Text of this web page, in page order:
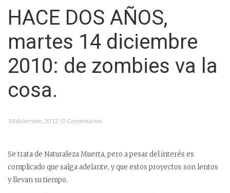
HACE DOS AÑOS,
martes 14 diciembre
2010: de zombies va la
cosa.
18 diciembre, 2012 | 0 Comentarios
Se trata de Naturaleza Muerta, pero a pesar del interés es
complicado que salga adelante, y que estos proyectos son lentos
y llevan su tiempo.